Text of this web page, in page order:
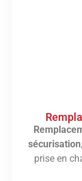
sécurisation
prise en